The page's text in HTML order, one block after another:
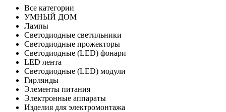
Все категории
УМНЫЙ ДОМ
Лампы
Светодиодные светильники
Светодиодные прожекторы
Светодиодные (LED) фонари
LED лента
Светодиодные (LED) модули
Гирлянды
Элементы питания
Электронные аппараты
Изделия для электромонтажа